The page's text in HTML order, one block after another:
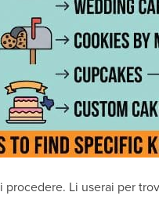
Li userai per